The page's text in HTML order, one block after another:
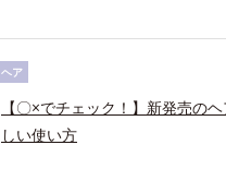
ヘア
【〇×でチェック！】新発売の
しい使い方